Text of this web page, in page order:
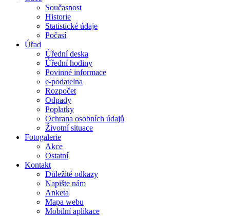
Současnost
Historie
Statistické údaje
Počasí
Úřad
Úřední deska
Úřední hodiny
Povinné informace
e-podatelna
Rozpočet
Odpady
Poplatky
Ochrana osobních údajů
Životní situace
Fotogalerie
Akce
Ostatní
Kontakt
Důležité odkazy
Napište nám
Anketa
Mapa webu
Mobilní aplikace